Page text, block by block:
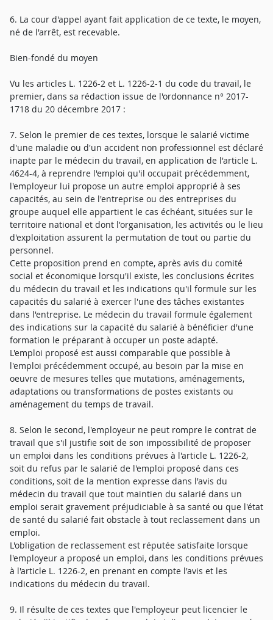
6. La cour d'appel ayant fait application de ce texte, le moyen,
né de l'arrêt, est recevable.
Bien-fondé du moyen
Vu les articles L. 1226-2 et L. 1226-2-1 du code du travail, le
premier, dans sa rédaction issue de l'ordonnance n° 2017-
1718 du 20 décembre 2017 :
7. Selon le premier de ces textes, lorsque le salarié victime
d'une maladie ou d'un accident non professionnel est déclaré
inapte par le médecin du travail, en application de l'article L.
4624-4, à reprendre l'emploi qu'il occupait précédemment,
l'employeur lui propose un autre emploi approprié à ses
capacités, au sein de l'entreprise ou des entreprises du
groupe auquel elle appartient le cas échéant, situées sur le
territoire national et dont l'organisation, les activités ou le lieu
d'exploitation assurent la permutation de tout ou partie du
personnel.
Cette proposition prend en compte, après avis du comité
social et économique lorsqu'il existe, les conclusions écrites
du médecin du travail et les indications qu'il formule sur les
capacités du salarié à exercer l'une des tâches existantes
dans l'entreprise. Le médecin du travail formule également
des indications sur la capacité du salarié à bénéficier d'une
formation le préparant à occuper un poste adapté.
L'emploi proposé est aussi comparable que possible à
l'emploi précédemment occupé, au besoin par la mise en
oeuvre de mesures telles que mutations, aménagements,
adaptations ou transformations de postes existants ou
aménagement du temps de travail.
8. Selon le second, l'employeur ne peut rompre le contrat de
travail que s'il justifie soit de son impossibilité de proposer
un emploi dans les conditions prévues à l'article L. 1226-2,
soit du refus par le salarié de l'emploi proposé dans ces
conditions, soit de la mention expresse dans l'avis du
médecin du travail que tout maintien du salarié dans un
emploi serait gravement préjudiciable à sa santé ou que l'état
de santé du salarié fait obstacle à tout reclassement dans un
emploi.
L'obligation de reclassement est réputée satisfaite lorsque
l'employeur a proposé un emploi, dans les conditions prévues
à l'article L. 1226-2, en prenant en compte l'avis et les
indications du médecin du travail.
9. Il résulte de ces textes que l'employeur peut licencier le